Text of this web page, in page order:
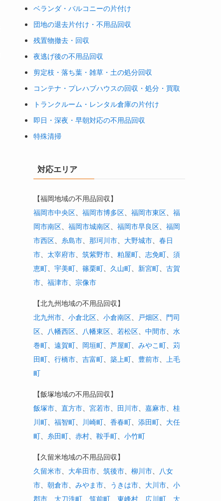
ベランダ・バルコニーの片付け
団地の退去片付け・不用品回収
残置物撤去・回収
夜逃げ後の不用品回収
剪定枝・落ち葉・雑草・土の処分回収
コンテナ・プレハブハウスの回収・処分・買取
トランクルーム・レンタル倉庫の片付け
即日・深夜・早朝対応の不用品回収
特殊清掃
対応エリア
【福岡地域の不用品回収】
福岡市中央区、 福岡市博多区、 福岡市東区、 福
岡市南区、 福岡市城南区、 福岡市早良区、 福岡
市西区、 糸島市、 那珂川市、 大野城市、 春日
市、 太宰府市、 筑紫野市、 粕屋町、 志免町、 須
恵町、 宇美町、 篠栗町、 久山町、 新宮町、 古賀
市、 福津市、 宗像市
【北九州地域の不用品回収】
北九州市、 小倉北区、 小倉南区、 戸畑区、 門司
区、 八幡西区、 八幡東区、 若松区、 中間市、 水
巻町、 遠賀町、 岡垣町、 芦屋町、 みやこ町、 苅
田町、 行橋市、 吉富町、 築上町、 豊前市、 上毛
町
【飯塚地域の不用品回収】
飯塚市、 直方市、 宮若市、 田川市、 嘉麻市、 桂
川町、 福智町、 川崎町、 香春町、 添田町、 大任
町、 糸田町、 赤村、 鞍手町、 小竹町
【久留米地域の不用品回収】
久留米市、 大牟田市、 筑後市、 柳川市、 八女
市、 朝倉市、 みやま市、 うきは市、 大川市、 小
郡市
大刀洗町 筑前町 東峰村 広川町 大